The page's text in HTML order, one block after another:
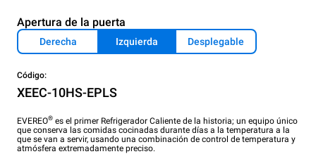
Apertura de la puerta
Derecha Izquierda Desplegable
Código:
XEEC-10HS-EPLS
EVEREO® es el primer Refrigerador Caliente de la historia; un equipo único
que conserva las comidas cocinadas durante días a la temperatura a la
que se van a servir, usando una combinación de control de temperatura y
atmósfera extremadamente preciso.